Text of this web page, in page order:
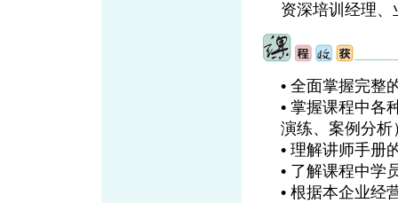
资深培训经理、
• 全面掌握完整
• 掌握课程中各
演练、案例分析
• 理解讲师手册
• 了解课程中学
• 根据本企业经